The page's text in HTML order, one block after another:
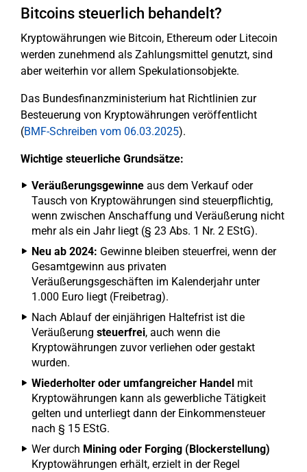
Bitcoins steuerlich behandelt?
Kryptowährungen wie Bitcoin, Ethereum oder Litecoin
werden zunehmend als Zahlungsmittel genutzt, sind
aber weiterhin vor allem Spekulationsobjekte.
Das Bundesfinanzministerium hat Richtlinien zur
Besteuerung von Kryptowährungen veröffentlicht
(BMF-Schreiben vom 06.03.2025).
Wichtige steuerliche Grundsätze:
Veräußerungsgewinne aus dem Verkauf oder
Tausch von Kryptowährungen sind steuerpflichtig,
wenn zwischen Anschaffung und Veräußerung nicht
mehr als ein Jahr liegt (§ 23 Abs. 1 Nr. 2 EStG).
Neu ab 2024: Gewinne bleiben steuerfrei, wenn der
Gesamtgewinn aus privaten
Veräußerungsgeschäften im Kalenderjahr unter
1.000 Euro liegt (Freibetrag).
Nach Ablauf der einjährigen Haltefrist ist die
Veräußerung steuerfrei, auch wenn die
Kryptowährungen zuvor verliehen oder gestakt
wurden.
Wiederholter oder umfangreicher Handel mit
Kryptowährungen kann als gewerbliche Tätigkeit
gelten und unterliegt dann der Einkommensteuer
nach § 15 EStG.
Wer durch Mining oder Forging (Blockerstellung)
Kryptowährungen erhält, erzielt in der Regel